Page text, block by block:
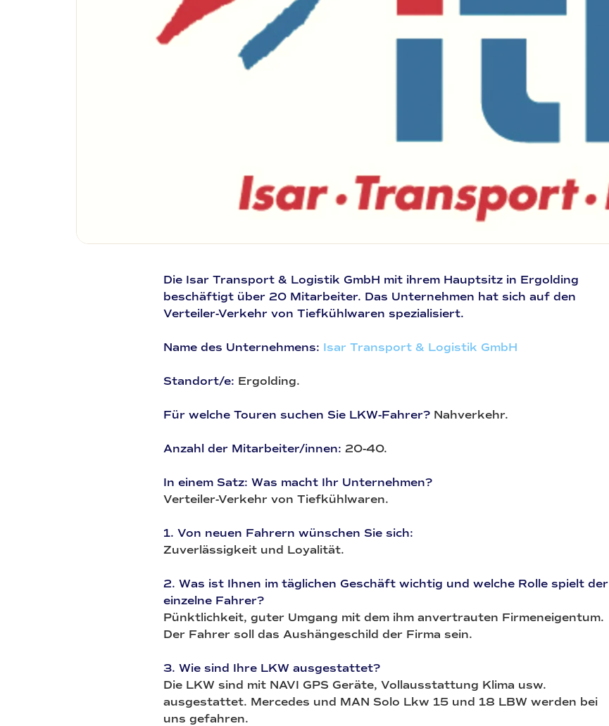
Die Isar Transport & Logistik GmbH mit ihrem Hauptsitz in Ergolding
beschäftigt über 20 Mitarbeiter. Das Unternehmen hat sich auf den
Verteiler-Verkehr von Tiefkühlwaren spezialisiert.
Name des Unternehmens: Isar Transport & Logistik GmbH
Standort/e: Ergolding.
Für welche Touren suchen Sie LKW-Fahrer? Nahverkehr.
Anzahl der Mitarbeiter/innen: 20-40.
In einem Satz: Was macht Ihr Unternehmen?
Verteiler-Verkehr von Tiefkühlwaren.
1. Von neuen Fahrern wünschen Sie sich:
Zuverlässigkeit und Loyalität.
2. Was ist Ihnen im täglichen Geschäft wichtig und welche Rolle spielt der
einzelne Fahrer?
Pünktlichkeit, guter Umgang mit dem ihm anvertrauten Firmeneigentum.
Der Fahrer soll das Aushängeschild der Firma sein.
3. Wie sind Ihre LKW ausgestattet?
Die LKW sind mit NAVI GPS Geräte, Vollausstattung Klima usw.
ausgestattet. Mercedes und MAN Solo Lkw 15 und 18 LBW werden bei
uns gefahren.